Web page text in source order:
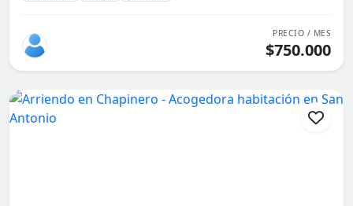
PRECIO / MES
$750.000